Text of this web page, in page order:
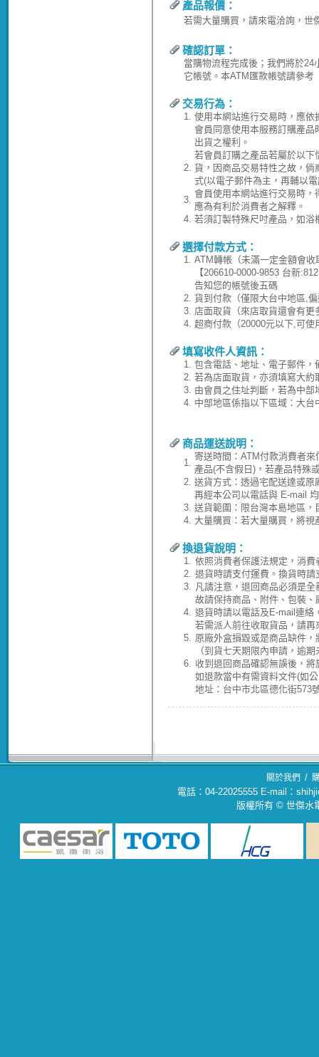
產品報價：
若需大量購買，請來電洽詢，世
確認訂單：
當購物流程完成後；我們將於
它帳號。本ATM匯款帳號請參考
交易行為：
1. 使用本網站進行交易時，應
會員同意使用本服務訂購產
出貨之權利。
2.
若會員訂購之產品若屬於以
貨，因商品交易特性之故，
式(以電子郵件為主，再輔以
3.
會員使用本網站進行交易時
應為有利於消費者之解釋。
4. 若須訂製特殊尺吋產品，如
選擇付款方式：
1. ATM轉帳（未滿一定金額會
【206610-0000-9853 台新
告知您的帳號後五碼
2. 貨到付款（僅限大台中地區,
3. 店面取貨（來店取貨還會有更
4. 超商付款（20000元以下,可
填寫收件人資訊：
1. 包含電話、地址、電子郵件
2. 若為店面取貨，亦須填寫大
3. 由會員之住址判斷，若為中部
4. 中部地區係指以下區域：大台
商品運送說明：
1.
寄送時間：ATM付款消費者
產品(不含假日)，若產品特殊
2. 送貨方式：透過宅配送達或
再經本公司以電話與 E-mail
3. 送貨範圍：限台灣本島地區
4. 大量購買：若大量購買，將
換退貨說明：
1. 依照消費者保護法規定，消
2. 退貨時請支付運費。換貨時
3. 凡請注意，退回商品必須是
故請保持商品、附件、包裝
4. 退貨時請以電話及E-mail連絡
若需派人前往收取貨品，請
5. 原廠外盒損毀或是商品缺件
（到貨七天期限內申請，逾
6. 收到退回商品確認無誤後，
如退款當中有需資料文件(如
地址：台中市北區德化街573
關於我們 /
電話：04-22025555 E-mail：
版權所有 © 世傑水